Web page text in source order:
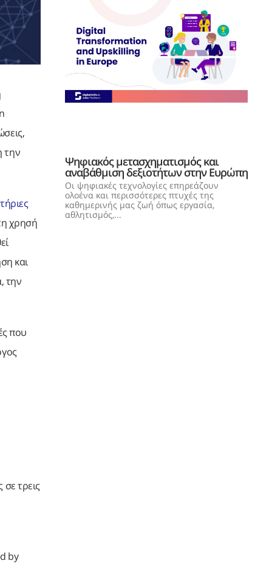
την
χρησή
και
την
που
τρεις
by
Ψηφιακός μετασχηματισμός και
αναβάθμιση δεξιοτήτων στην Ευρώπη
Οι ψηφιακές τεχνολογίες επηρεάζουν
ολοένα και περισσότερες πτυχές της
καθημερινής μας ζωή όπως εργασία,
αθλητισμός,...